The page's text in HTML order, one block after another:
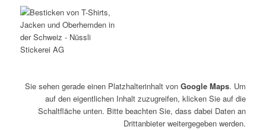
Sie sehen gerade einen Platzhalterinhalt vonGoogle Maps. Um
auf den eigentlichen Inhalt zuzugreifen, klicken Sie auf die
Schaltfläche unten. Bitte beachten Sie, dass dabei Daten an
Drittanbieter weitergegeben werden.